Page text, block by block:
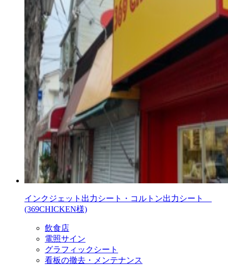
インクジェット出力シート・コルトン出力シート
(369CHICKEN様)
飲食店
電照サイン
グラフィックシート
看板の撤去・メンテナンス